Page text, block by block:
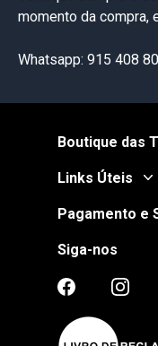
momento da compra,
Whatsapp: 915 408
Boutique das
Links Úteis
Pagamento e
Siga-nos